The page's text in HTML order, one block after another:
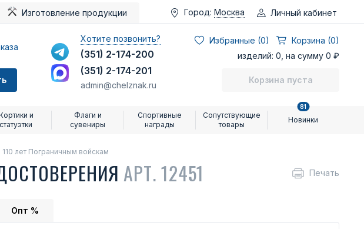
Изготовление продукции Город: Москва Личный кабинет
Хотите позвонить?
(351) 2-174-200
(351) 2-174-201
admin@chelznak.ru
Избранные (0)
Корзина (0)
изделий: 0, на сумму 0 ₽
Корзина пуста
и
статуэтки
Флаги и
сувениры
Спортивные
награды
Сопутствующие
товары
Новинки
81
110 лет Пограничным войскам
АРТ. 12451 Печать
Опт %